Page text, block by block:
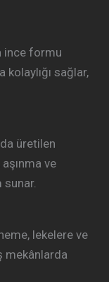
ince formu
kolaylığı sağlar,
üretilen
ve
sunar.
lekelere ve
mekânlarda